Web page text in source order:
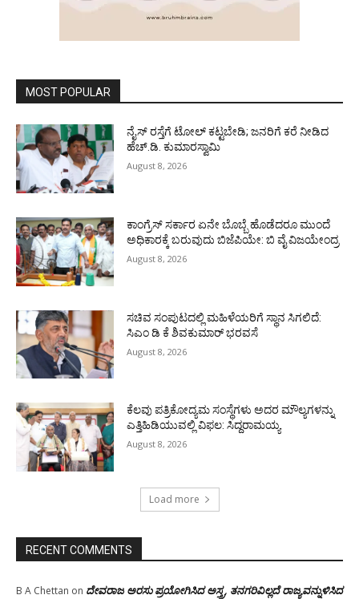
MOST POPULAR
ನೈಸ್ ರಸ್ತೆಗೆ ಟೋಲ್ ಕಟ್ಟಬೇಡಿ; ಜನರಿಗೆ ಕರೆ ನೀಡಿದ
ಹೆಚ್.ಡಿ. ಕುಮಾರಸ್ವಾಮಿ
August 8, 2026
ಕಾಂಗ್ರೆಸ್ ಸರ್ಕಾರ ಏನೇ ಬೊಬ್ಬೆ ಹೊಡೆದರೂ ಮುಂದೆ
ಅಧಿಕಾರಕ್ಕೆ ಬರುವುದು ಬಿಜೆಪಿಯೇ: ಬಿ ವೈ ವಿಜಯೇಂದ್ರ
August 8, 2026
ಸಚಿವ ಸಂಪುಟದಲ್ಲಿ ಮಹಿಳೆಯರಿಗೆ ಸ್ಥಾನ ಸಿಗಲಿದೆ:
ಸಿಎಂ ಡಿ ಕೆ ಶಿವಕುಮಾರ್ ಭರವಸೆ
August 8, 2026
ಕೆಲವು ಪತ್ರಿಕೋದ್ಯಮ ಸಂಸ್ಥೆಗಳು ಅದರ ಮೌಲ್ಯಗಳನ್ನು
ಎತ್ತಿಹಿಡಿಯುವಲ್ಲಿ ವಿಫಲ: ಸಿದ್ದರಾಮಯ್ಯ
August 8, 2026
Load more
RECENT COMMENTS
B A Chettan on ದೇವರಾಜ ಅರಸು ಪ್ರಯೋಗಿಸಿದ ಅಸ್ತ್ರ, ತನಗರಿವಿಲ್ಲದೆ ರಾಜ್ಯವನ್ನುಳಿಸಿದ